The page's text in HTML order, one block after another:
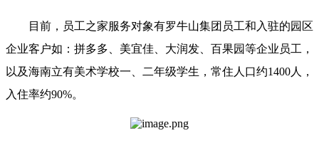
目前，员工之家服务对象有罗牛山集团员工和入驻的园区
企业客户如：拼多多、美宜佳、大润发、百果园等企业员工，
以及海南立有美术学校一、二年级学生，常住人口约1400人，
入住率约90%。